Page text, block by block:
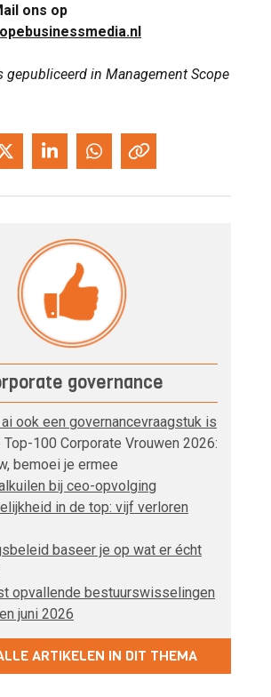
ons op
gepubliceerd in Management Scope
governance
ook een governancevraagstuk is
Top-100 Corporate Vrouwen 2026:
bemoei je ermee
bij ceo-opvolging
in de top: vijf verloren
baseer je op wat er écht
opvallende bestuurswisselingen
juni 2026
ARTIKELEN IN DIT THEMA